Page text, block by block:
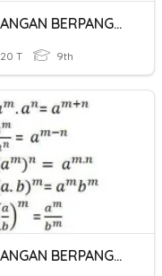
BILANGAN BERPANGKAT
20 T 9th
BILANGAN BERPANGKAT